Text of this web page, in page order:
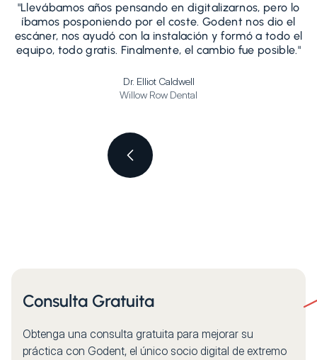
"Llevábamos años pensando en digitalizarnos, pero lo
íbamos posponiendo por el coste. Godent nos dio el
escáner, nos ayudó con la instalación y formó a todo el
equipo, todo gratis. Finalmente, el cambio fue posible."
Dr. Elliot Caldwell
Willow Row Dental
Consulta Gratuita
Obtenga una consulta gratuita para mejorar su
práctica con Godent, el único socio digital de extremo